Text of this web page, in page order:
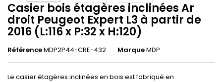
Casier bois étagères inclinées Ar
droit Peugeot Expert L3 à partir de
2016 (L:116 x P:32 x H:120)
RéférenceMDP2P44-CRE-432 MarqueMDP
Le casier étagères inclinées en bois est fabriqué en